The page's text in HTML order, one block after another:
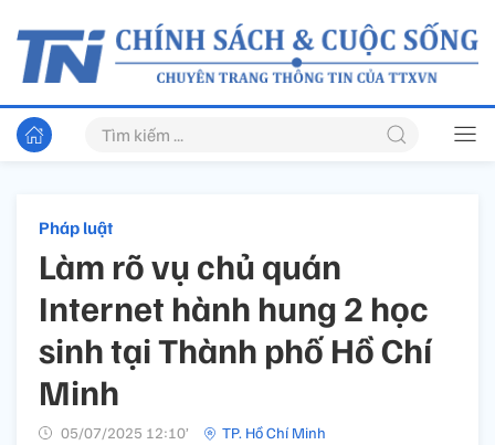
Pháp luật
Làm rõ vụ chủ quán
Internet hành hung 2 học
sinh tại Thành phố Hồ Chí
Minh
05/07/2025 12:10’ TP. Hồ Chí Minh